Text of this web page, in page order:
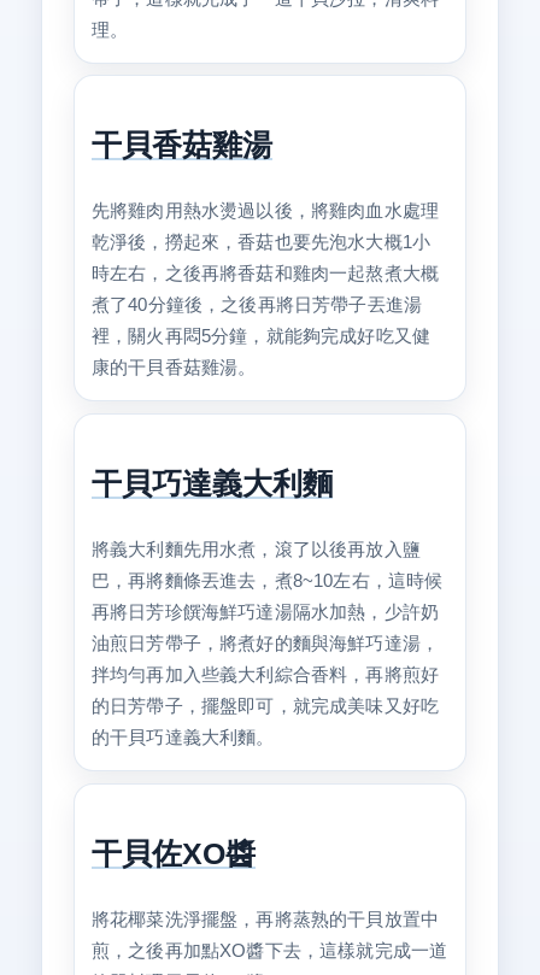
理。
干貝香菇雞湯
先將雞肉用熱水燙過以後，將雞肉血水處理
乾淨後，撈起來，香菇也要先泡水大概1小
時左右，之後再將香菇和雞肉一起熬煮大概
煮了40分鐘後，之後再將日芳帶子丟進湯
裡，關火再悶5分鐘，就能夠完成好吃又健
康的干貝香菇雞湯。
干貝巧達義大利麵
將義大利麵先用水煮，滾了以後再放入鹽
巴，再將麵條丟進去，煮8~10左右，這時候
再將日芳珍饌海鮮巧達湯隔水加熱，少許奶
油煎日芳帶子，將煮好的麵與海鮮巧達湯，
拌均勻再加入些義大利綜合香料，再將煎好
的日芳帶子，擺盤即可，就完成美味又好吃
的干貝巧達義大利麵。
干貝佐XO醬
將花椰菜洗淨擺盤，再將蒸熟的干貝放置中
煎，之後再加點XO醬下去，這樣就完成一道